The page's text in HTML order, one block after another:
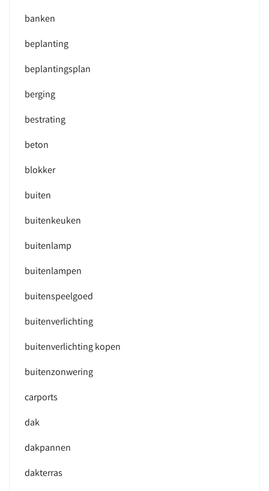
banken
beplanting
beplantingsplan
berging
bestrating
beton
blokker
buiten
buitenkeuken
buitenlamp
buitenlampen
buitenspeelgoed
buitenverlichting
buitenverlichting kopen
buitenzonwering
carports
dak
dakpannen
dakterras